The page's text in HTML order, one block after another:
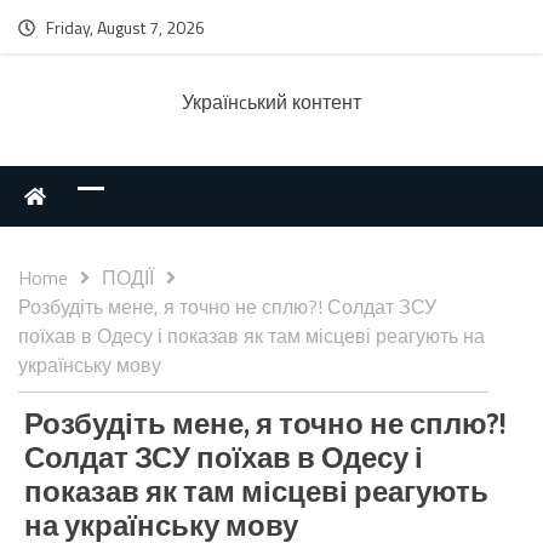
Friday, August 7, 2026
Українcький контент
Home
ПОДІЇ
Розбудіть мене, я точно не сплю?! Солдат ЗСУ
поїхав в Одесу і показав як там місцеві реагують на
українську мову
Розбудіть мене, я точно не сплю?!
Солдат ЗСУ поїхав в Одесу і
показав як там місцеві реагують
на українську мову